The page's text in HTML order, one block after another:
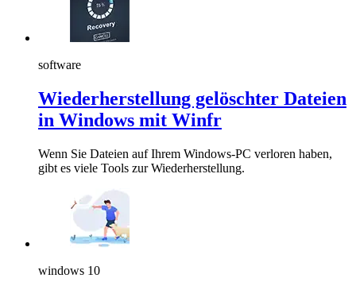
software
Wiederherstellung gelöschter Dateien
in Windows mit Winfr
Wenn Sie Dateien auf Ihrem Windows-PC verloren haben,
gibt es viele Tools zur Wiederherstellung.
windows 10